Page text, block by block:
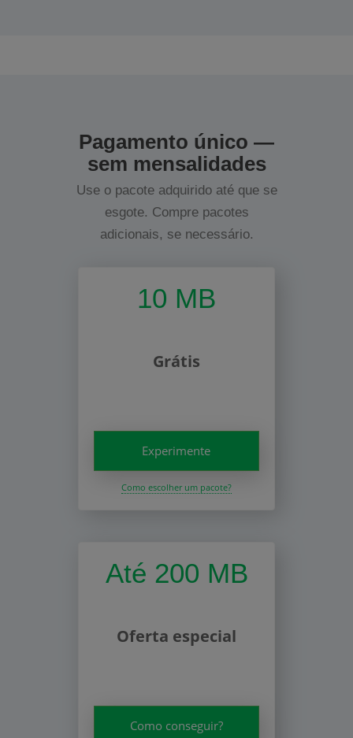
Pagamento único —
sem mensalidades
Use o pacote adquirido até que se
esgote. Compre pacotes
adicionais, se necessário.
10 MB
Grátis
Experimente
Como escolher um pacote?
Até 200 MB
Oferta especial
Como conseguir?